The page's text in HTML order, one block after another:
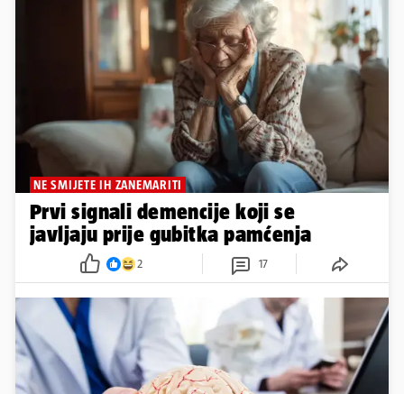
NE SMIJETE IH ZANEMARITI
Prvi signali demencije koji se
javljaju prije gubitka pamćenja
2 17